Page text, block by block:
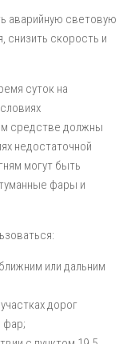
аварийную световую
снизить скорость и
суток на
средстве должны
недостаточной
могут быть
фары и
или дальним
дорог
фар;